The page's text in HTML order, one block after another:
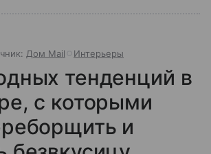
Дом Mail Интерьеры
тенденций в
с которыми
и